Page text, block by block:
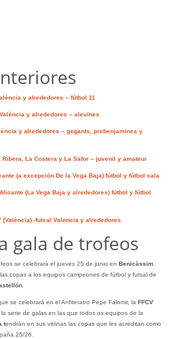
y alrededores – fútbol 11
y alrededores – alevines
y alrededores – gegants, prebenjamines y
La Costera y La Safor – juvenil y amateur
(a excepción De la Vega Baja) fútbol y fútbol sala
(La Vega Baja y alrededores) fútbol y fútbol
(València) -futsal Valencia y alrededores
gala de trofeos
se celebrará el jueves 25 de junio en Benicàssim.
copas a los equipos campeones de fútbol y futsal de
.
se celebrará en el Anfiteratro Pepe Falomir, la FFCV
serie de galas en las que todos os equipos de la
tendrán en sus vitrinas las copas que les acreditan como
25/26.